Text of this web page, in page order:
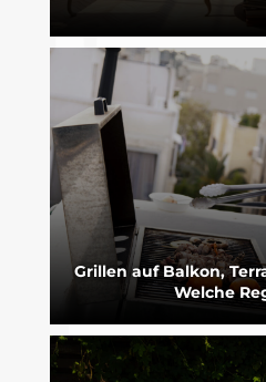
Grillen auf Balkon,
Welche